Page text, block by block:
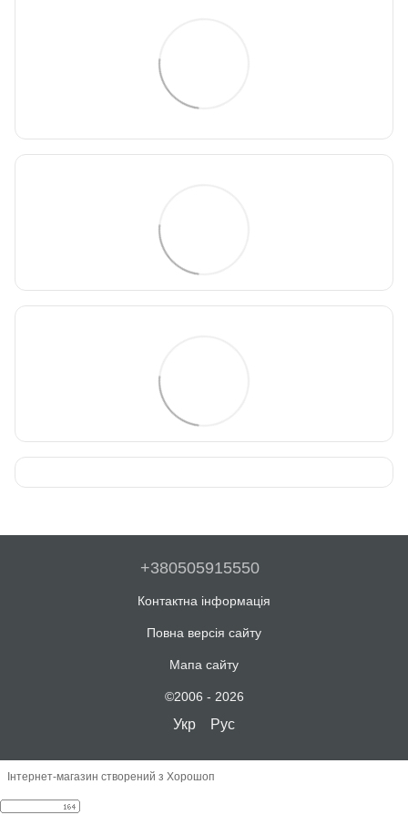
+380505915550
Контактна інформація
Повна версія сайту
Мапа сайту
©2006 - 2026
Укр Рус
Інтернет-магазин створений з Хорошоп